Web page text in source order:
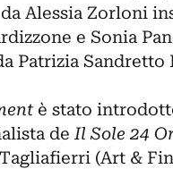
Alessia Zorloni
e Sonia
Patrizia Sandretto
è stato
deIl Sole 24
(Art &